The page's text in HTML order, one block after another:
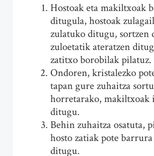
Hostoak eta makiltxoak
ditugula, hostoak
zulatuko ditugu, sortzen
zuloetatik ateratzen
zatitxo borobilak pilatuz.
Ondoren, kristalezko
tapan gure zuhaitza
horretarako, makiltxoak
ditugu.
Behin zuhaitza osatuta,
hosto zatiak pote
ditugu.